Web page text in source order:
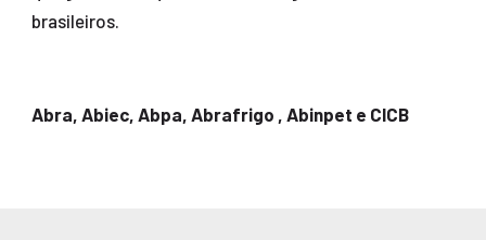
brasileiros.
Abra, Abiec, Abpa, Abrafrigo , Abinpet e CICB